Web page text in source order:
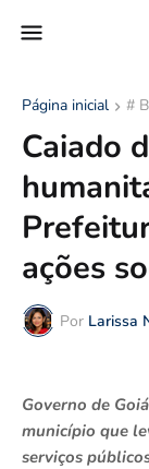
Página inicial #
Caiado
ações
Por Larissa
Governo de
município que
serviços